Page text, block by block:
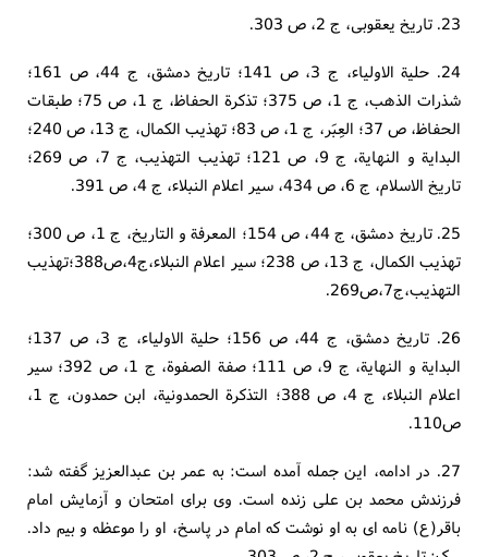
23. تاریخ یعقوبی، ج 2، ص 303.
24. حلیة الاولیاء، ج 3، ص 141؛ تاریخ دمشق، ج 44، ص 161؛
شذرات الذهب، ج 1، ص 375؛ تذکرة الحفاظ، ج 1، ص 75؛ طبقات
الحفاظ، ص 37؛ العِبَر، ج 1، ص 83؛ تهذیب الکمال، ج 13، ص 240؛
البدایة و النهایة، ج 9، ص 121؛ تهذیب التهذیب، ج 7، ص 269؛
تاریخ الاسلام، ج 6، ص 434، سیر اعلام النبلاء، ج 4، ص 391.
25. تاریخ دمشق، ج 44، ص 154؛ المعرفة و التاریخ، ج 1، ص 300؛
تهذیب الکمال، ج 13، ص 238؛ سیر اعلام النبلاء،ج4،ص388؛تهذیب
التهذیب،ج7،ص269.
26. تاریخ دمشق، ج 44، ص 156؛ حلیة الاولیاء، ج 3، ص 137؛
البدایة و النهایة، ج 9، ص 111؛ صفة الصفوة، ج 1، ص 392؛ سیر
اعلام النبلاء، ج 4، ص 388؛ التذکرة الحمدونیة، ابن حمدون، ج 1،
ص110.
27. در ادامه، این جمله آمده است: به عمر بن عبدالعزیز گفته شد:
فرزندش محمد بن علی زنده است. وی برای امتحان و آزمایش امام
باقر(ع) نامه ای به او نوشت که امام در پاسخ، او را موعظه و بیم داد.